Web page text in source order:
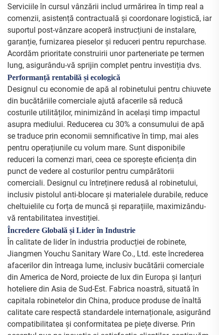
Serviciile în cursul vânzării includ urmărirea în timp real a
comenzii, asistență contractuală și coordonare logistică, iar
suportul post-vânzare acoperă instrucțiuni de instalare,
garanție, furnizarea pieselor și reduceri pentru repurchase.
Acordăm prioritate construirii unor parteneriate pe termen
lung, asigurându-vă sprijin complet pentru investiția dvs.
Performanță rentabilă și ecologică
Designul cu economie de apă al robinetului pentru chiuvete
din bucătăriile comerciale ajută afacerile să reducă
costurile utilităților, minimizând în același timp impactul
asupra mediului. Reducerea cu 30% a consumului de apă
se traduce prin economii semnificative în timp, mai ales
pentru operațiunile cu volum mare. Sunt disponibile
reduceri la comenzi mari, ceea ce sporește eficiența din
punct de vedere al costurilor pentru cumpărătorii
comerciali. Designul cu întreținere redusă al robinetului,
inclusiv pistolul anti-blocare și materialele durabile, reduce
cheltuielile cu forța de muncă și reparațiile, maximizându-
vă rentabilitatea investiției.
Încredere Globală și Lider în Industrie
În calitate de lider în industria producției de robinete,
Jiangmen Youchu Sanitary Ware Co., Ltd. este încrederea
afacerilor din întreaga lume, inclusiv bucătării comerciale
din America de Nord, proiecte de lux din Europa și lanțuri
hoteliere din Asia de Sud-Est. Fabrica noastră, situată în
capitala robinetelor din China, produce produse de înaltă
calitate care respectă standardele internaționale, asigurând
compatibilitatea și conformitatea pe piețe diverse. Prin